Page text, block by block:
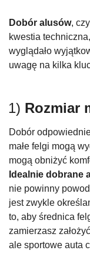
Dobór alusów,
kwestia
wyglądało
uwagę na kilka
1) Rozmiar
Dobór
małe felgi mogą
mogą obniżyć
Idealnie dobrane
nie powinny
jest zwykle
to, aby średnica
zamierzasz
ale sportowe auta